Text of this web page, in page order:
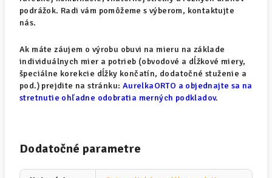
podrážok. Radi vám pomôžeme s výberom, kontaktujte
nás.
Ak máte záujem o výrobu obuvi na mieru na základe
individuálnych mier a potrieb (obvodové a dĺžkové miery,
špeciálne korekcie dĺžky končatín, dodatočné stuženie a
pod.) prejdite na stránku: AurelkaORTO a objednajte sa na
stretnutie ohľadne odobratia merných podkladov.
Dodatočné parametre